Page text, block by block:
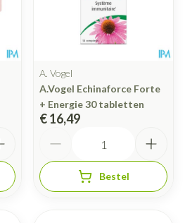
A. Vogel
A.Vogel Echinaforce Forte
+ Energie 30 tabletten
€ 16,49
Bestel